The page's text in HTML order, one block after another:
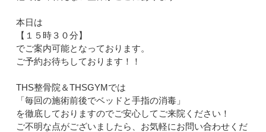
本日は
【１５時３０分】
でご案内可能となっております。
ご予約お待ちしております！！
THS整骨院＆THSGYMでは
「毎回の施術前後でベッドと手指の消毒」
を徹底しておりますのでご安心してご来院ください！
ご不明な点がございましたら、お気軽にお問い合わせくだ